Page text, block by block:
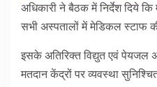
अधिकारी ने बैठक में निर्देश दिये
सभी अस्पतालों में मेडिकल स्टाफ
इसके अतिरिक्त विद्युत एवं पेयजल
मतदान केंद्रों पर व्यवस्था